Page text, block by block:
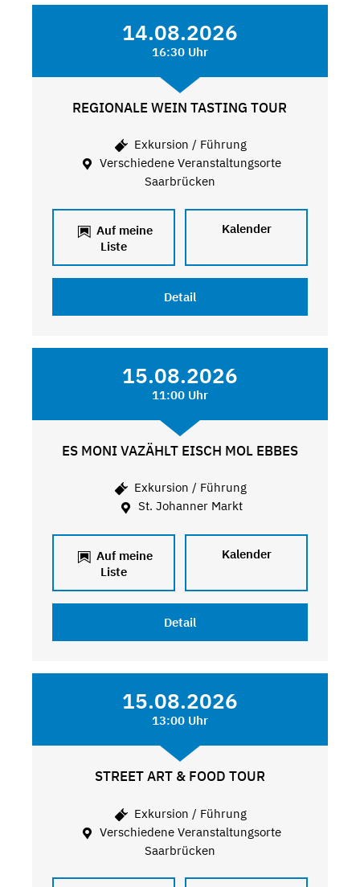
14.08.2026
16:30 Uhr
REGIONALE WEIN TASTING TOUR
Exkursion / Führung
Verschiedene Veranstaltungsorte
Saarbrücken
Auf meine
Liste
Kalender
Detail
15.08.2026
11:00 Uhr
ES MONI VAZÄHLT EISCH MOL EBBES
Exkursion / Führung
St. Johanner Markt
Auf meine
Liste
Kalender
Detail
15.08.2026
13:00 Uhr
STREET ART & FOOD TOUR
Exkursion / Führung
Verschiedene Veranstaltungsorte
Saarbrücken